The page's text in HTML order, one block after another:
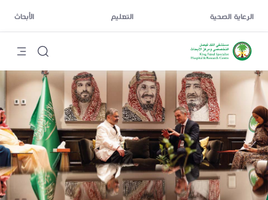
الرعاية الصحية التعليم الأبحاث